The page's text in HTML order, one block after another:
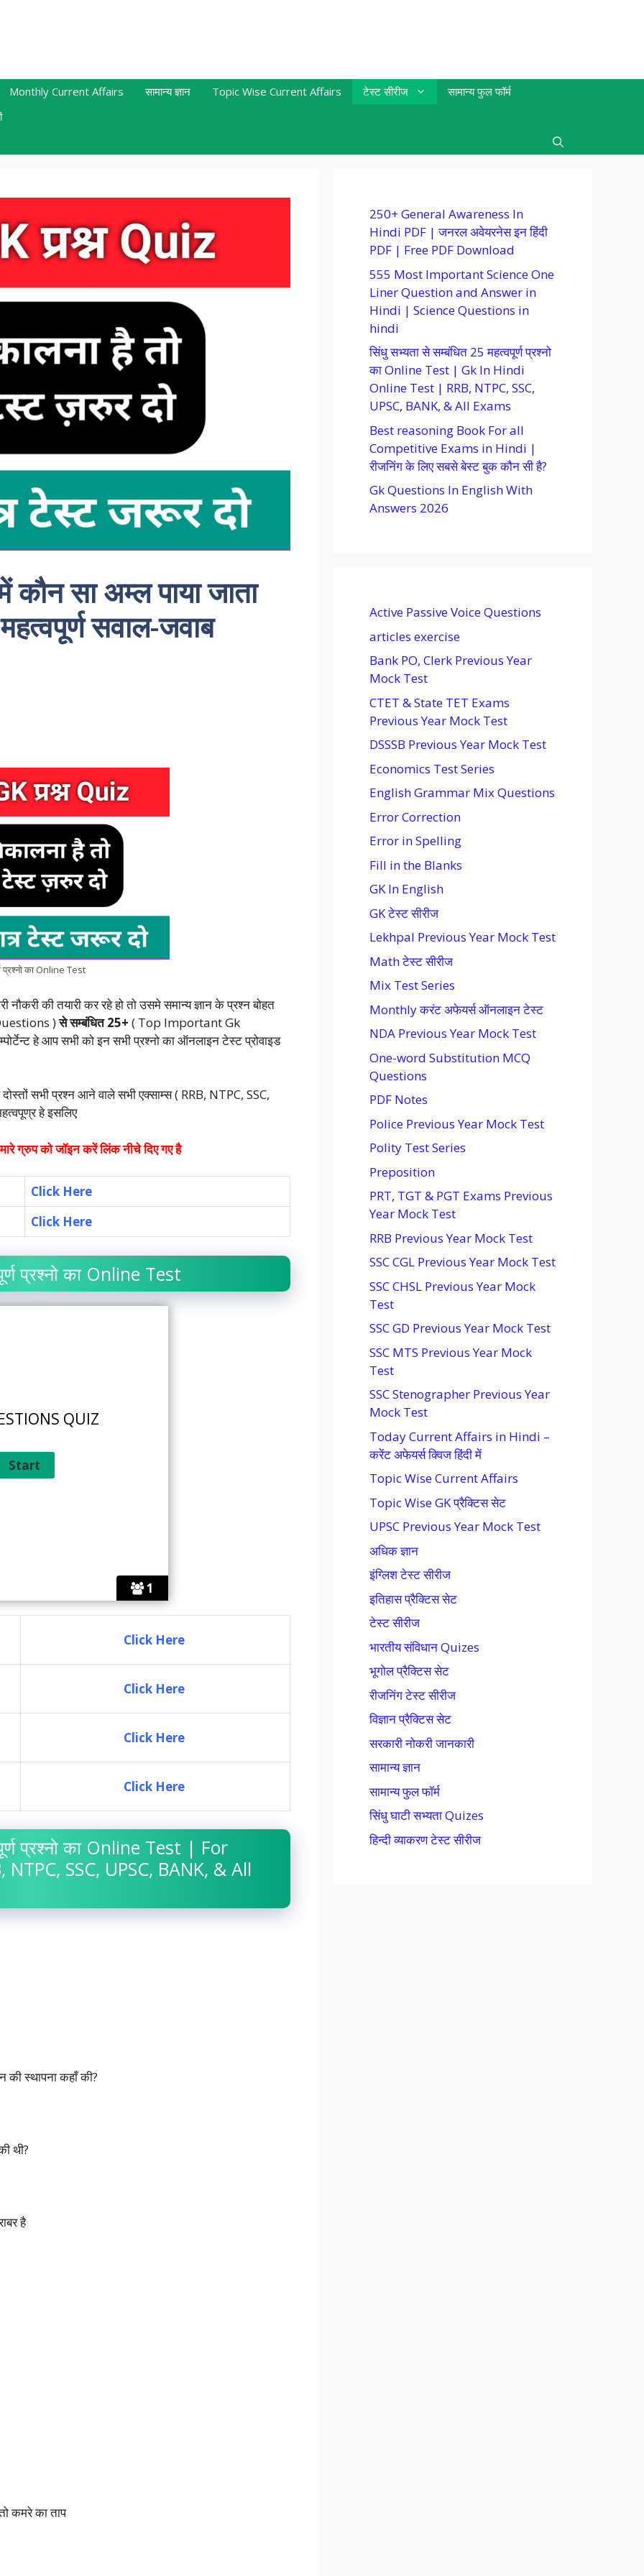
Monthly Current Affairs सामान्य ज्ञान Topic Wise Current Affairs टेस्ट सीरीज
सामान्य फुल फॉर्म
सा अम्ल पाया जाता
सवाल-जवाब
प्रश्नो का Online Test
की तयारी कर रहे हो तो उसमे समान्य ज्ञान के प्रश्न बोहत
Questions )से सम्बंधित 25+ ( Top Important Gk
हे आप सभी को इन सभी प्रश्नो का ऑनलाइन टेस्ट प्रोवाइड
सभी प्रश्न आने वाले सभी एक्साम्स ( RRB, NTPC, SSC,
हे इसलिए
ग्रुप को जॉइन करें लिंक नीचे दिए गए है
Click Here
Click Here
प्रश्नो का Online Test
1
QUIZ
Click Here
Click Here
Click Here
Click Here
प्रश्नो का Online Test | For
NTPC, SSC, UPSC, BANK, & All
की स्थापना कहाँ की?
थी?
है
कमरे का ताप
250+ General Awareness In
Hindi PDF | जनरल अवेयरनेस इन हिंदी
PDF | Free PDF Download
555 Most Important Science One
Liner Question and Answer in
Hindi | Science Questions in
hindi
सिंधु सभ्यता से सम्बंधित 25 महत्वपूर्ण प्रश्नो
का Online Test | Gk In Hindi
Online Test | RRB, NTPC, SSC,
UPSC, BANK, & All Exams
Best reasoning Book For all
Competitive Exams in Hindi |
रीजनिंग के लिए सबसे बेस्ट बुक कौन सी है?
Gk Questions In English With
Answers 2026
Active Passive Voice Questions
articles exercise
Bank PO, Clerk Previous Year
Mock Test
CTET & State TET Exams
Previous Year Mock Test
DSSSB Previous Year Mock Test
Economics Test Series
English Grammar Mix Questions
Error Correction
Error in Spelling
Fill in the Blanks
GK In English
GK टेस्ट सीरीज
Lekhpal Previous Year Mock Test
Math टेस्ट सीरीज
Mix Test Series
Monthly करंट अफेयर्स ऑनलाइन टेस्ट
NDA Previous Year Mock Test
One-word Substitution MCQ
Questions
PDF Notes
Police Previous Year Mock Test
Polity Test Series
Preposition
PRT, TGT & PGT Exams Previous
Year Mock Test
RRB Previous Year Mock Test
SSC CGL Previous Year Mock Test
SSC CHSL Previous Year Mock
Test
SSC GD Previous Year Mock Test
SSC MTS Previous Year Mock
Test
SSC Stenographer Previous Year
Mock Test
Today Current Affairs in Hindi –
करेंट अफेयर्स क्विज हिंदी में
Topic Wise Current Affairs
Topic Wise GK प्रैक्टिस सेट
UPSC Previous Year Mock Test
अधिक ज्ञान
इंग्लिश टेस्ट सीरीज
इतिहास प्रैक्टिस सेट
टेस्ट सीरीज
भारतीय संविधान Quizes
भूगोल प्रैक्टिस सेट
रीजनिंग टेस्ट सीरीज
विज्ञान प्रैक्टिस सेट
सरकारी नोकरी जानकारी
सामान्य ज्ञान
सामान्य फुल फॉर्म
सिंधु घाटी सभ्यता Quizes
हिन्दी व्याकरण टेस्ट सीरीज